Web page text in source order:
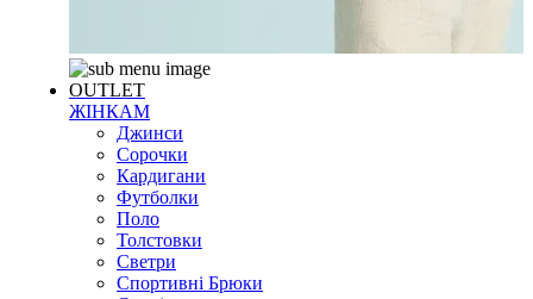
OUTLET
ЖІНКАМ
Джинси
Сорочки
Кардигани
Футболки
Поло
Толстовки
Светри
Спортивні Брюки